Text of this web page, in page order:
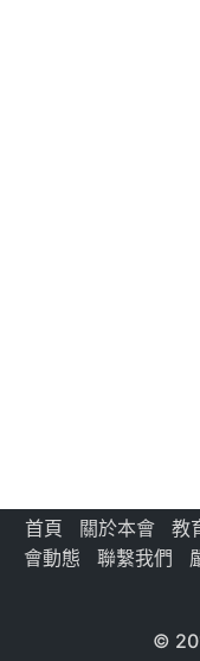
首頁 關於本會 教
會動態
聯繫我們
©